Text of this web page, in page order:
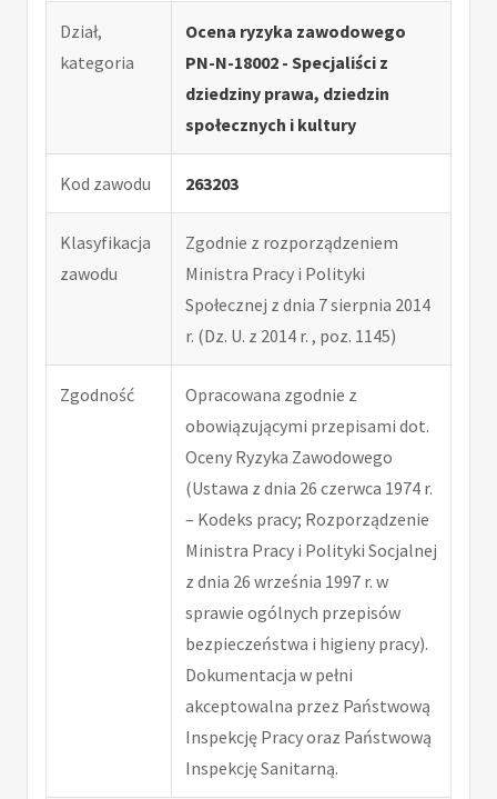
Dział,
kategoria
Ocena ryzyka zawodowego
PN-N-18002 - Specjaliści z
dziedziny prawa, dziedzin
społecznych i kultury
Kod zawodu 263203
Klasyfikacja
zawodu
Zgodnie z rozporządzeniem
Ministra Pracy i Polityki
Społecznej z dnia 7 sierpnia 2014
r. (Dz. U. z 2014 r. , poz. 1145)
Zgodność
Opracowana zgodnie z
obowiązującymi przepisami dot.
Oceny Ryzyka Zawodowego
(Ustawa z dnia 26 czerwca 1974 r.
– Kodeks pracy; Rozporządzenie
Ministra Pracy i Polityki Socjalnej
z dnia 26 września 1997 r. w
sprawie ogólnych przepisów
bezpieczeństwa i higieny pracy).
Dokumentacja w pełni
akceptowalna przez Państwową
Inspekcję Pracy oraz Państwową
Inspekcję Sanitarną.